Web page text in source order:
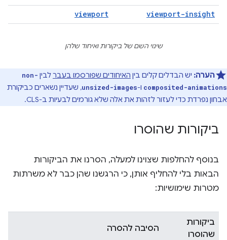
viewport-insight
viewport
שינוי השם של ביקורות ואיחוד שלהן
הערה: יש הבדלים קלים בין האיחודים שפורסמו בעברלבין non-
composited-animations ו-unsized-images, שעדיין נשארים כביקורת
אבחון נפרדת כדי לעזור לזהות את אלה שלא גורמים לבעיות ב-CLS.
ביקורות שהוסרו
בנוסף להחלפות שצוינו למעלה, הסרנו את הביקורות
הבאות בלי להחליף אותן, כי הרגשנו שהן כבר לא משרתות
מטרות שימושיות:
ביקורות
שהוסרו
הסיבה להסרה